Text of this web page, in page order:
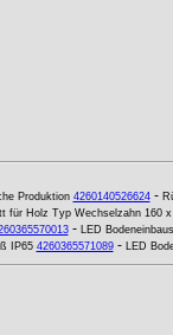
Produktion 4260140526624-
für Holz Typ Wechselzahn 160
- LED
IP65 4260365571089- LED